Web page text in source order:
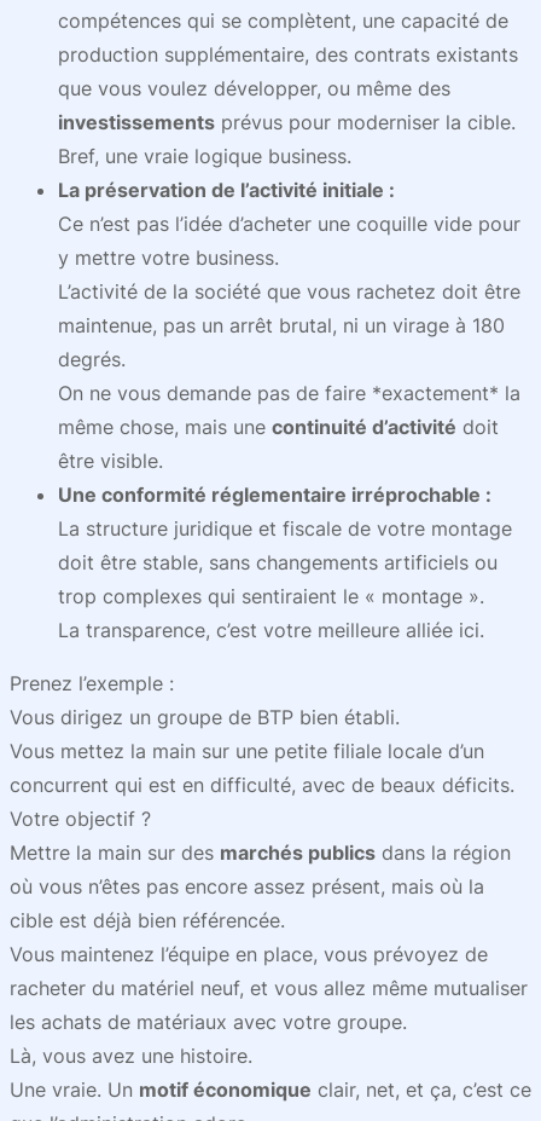
compétences qui se complètent, une capacité de
production supplémentaire, des contrats existants
que vous voulez développer, ou même des
investissements prévus pour moderniser la cible.
Bref, une vraie logique business.
La préservation de l’activité initiale :
Ce n’est pas l’idée d’acheter une coquille vide pour
y mettre votre business.
L’activité de la société que vous rachetez doit être
maintenue, pas un arrêt brutal, ni un virage à 180
degrés.
On ne vous demande pas de faire *exactement* la
même chose, mais une continuité d’activité doit
être visible.
Une conformité réglementaire irréprochable :
La structure juridique et fiscale de votre montage
doit être stable, sans changements artificiels ou
trop complexes qui sentiraient le « montage ».
La transparence, c’est votre meilleure alliée ici.
Prenez l’exemple :
Vous dirigez un groupe de BTP bien établi.
Vous mettez la main sur une petite filiale locale d’un
concurrent qui est en difficulté, avec de beaux déficits.
Votre objectif ?
Mettre la main sur des marchés publics dans la région
où vous n’êtes pas encore assez présent, mais où la
cible est déjà bien référencée.
Vous maintenez l’équipe en place, vous prévoyez de
racheter du matériel neuf, et vous allez même mutualiser
les achats de matériaux avec votre groupe.
Là, vous avez une histoire.
Une vraie. Un motif économique clair, net, et ça, c’est ce